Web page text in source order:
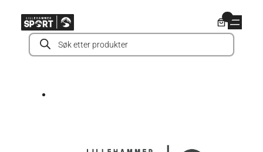
innholdProducts
search